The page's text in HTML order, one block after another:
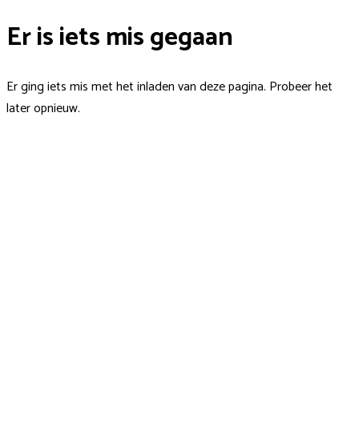
Er is iets mis gegaan
Er ging iets mis met het inladen van deze pagina. Probeer het
later opnieuw.